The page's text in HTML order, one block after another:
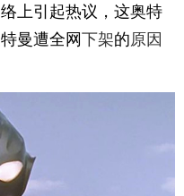
上引起热议，这奥特
曼遭全网下架的原因